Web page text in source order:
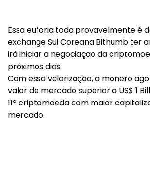
Essa euforia toda provavelmente é
exchange Sul Coreana Bithumb ter
irá iniciar a negociação da
próximos dias.
Com essa valorização, a monero
valor de mercado superior a US$ 1
11ª criptomoeda com maior
mercado.